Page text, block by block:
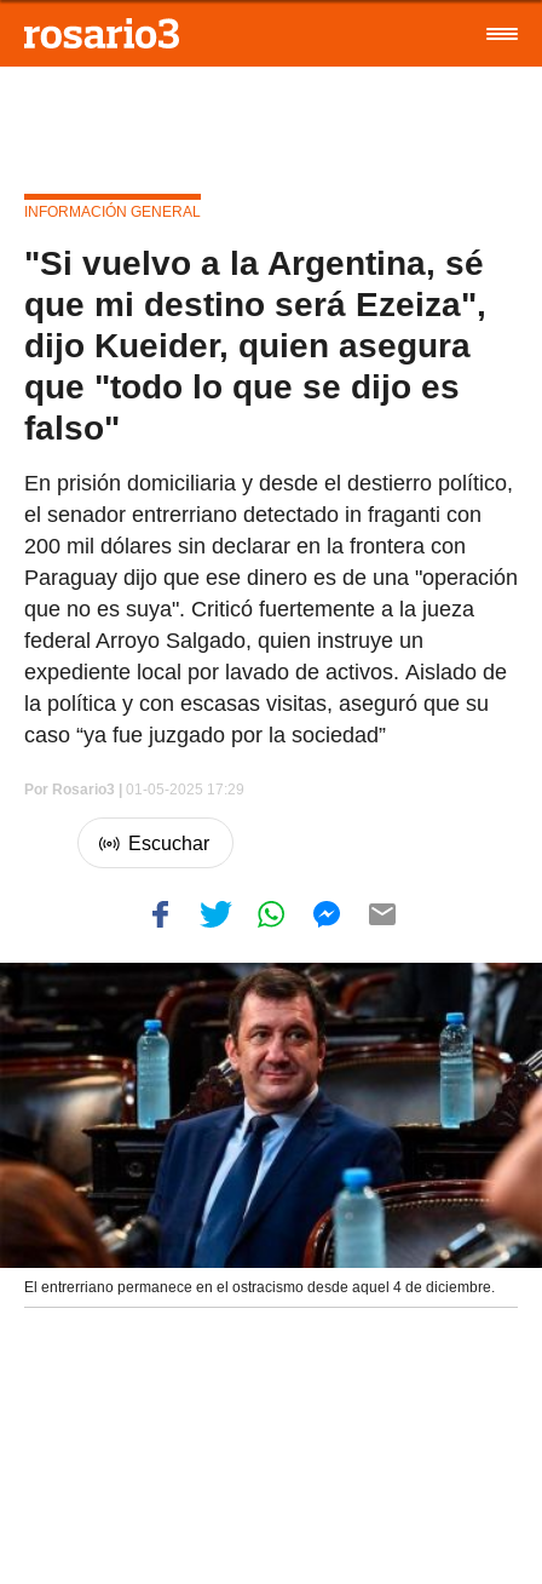
INFORMACIÓN GENERAL
"Si vuelvo a la Argentina, sé
que mi destino será Ezeiza",
dijo Kueider, quien asegura
que "todo lo que se dijo es
falso"
En prisión domiciliaria y desde el destierro político,
el senador entrerriano detectado in fraganti con
200 mil dólares sin declarar en la frontera con
Paraguay dijo que ese dinero es de una "operación
que no es suya". Criticó fuertemente a la jueza
federal Arroyo Salgado, quien instruye un
expediente local por lavado de activos. Aislado de
la política y con escasas visitas, aseguró que su
caso “ya fue juzgado por la sociedad”
Por Rosario3 | 01-05-2025 17:29
El entrerriano permanece en el ostracismo desde aquel 4 de diciembre.